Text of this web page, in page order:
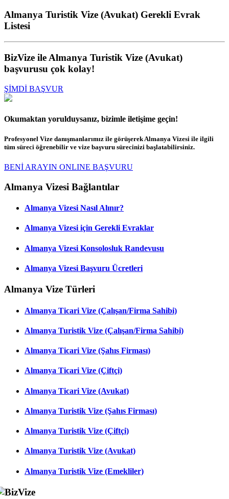
Almanya Turistik Vize (Avukat) Gerekli Evrak
Listesi
BizVize ile Almanya Turistik Vize (Avukat)
başvurusu çok kolay!
ŞİMDİ BAŞVUR
Okumaktan yorulduysanız, bizimle iletişime geçin!
Profesyonel Vize danışmanlarımız ile görüşerek Almanya Vizesi ile ilgili
tüm süreci öğrenebilir ve vize başvuru sürecinizi başlatabilirsiniz.
BENİ ARAYIN ONLINE BAŞVURU
Almanya Vizesi Bağlantılar
Almanya Vizesi Nasıl Alınır?
Almanya Vizesi için Gerekli Evraklar
Almanya Vizesi Konsolosluk Randevusu
Almanya Vizesi Başvuru Ücretleri
Almanya Vize Türleri
Almanya Ticari Vize (Çalışan/Firma Sahibi)
Almanya Turistik Vize (Çalışan/Firma Sahibi)
Almanya Ticari Vize (Şahıs Firması)
Almanya Ticari Vize (Çiftçi)
Almanya Ticari Vize (Avukat)
Almanya Turistik Vize (Şahıs Firması)
Almanya Turistik Vize (Çiftçi)
Almanya Turistik Vize (Avukat)
Almanya Turistik Vize (Emekliler)